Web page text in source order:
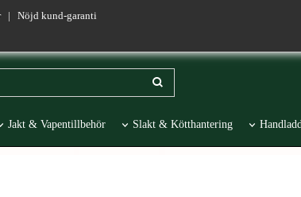
| Nöjd kund-garanti
Jakt & Vapentillbehör Slakt & Kötthantering